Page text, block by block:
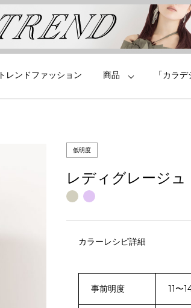
トレンドファッション 商品 「カラ
低明度
レディグレージュ
カラーレシピ詳細
事前明度 11〜